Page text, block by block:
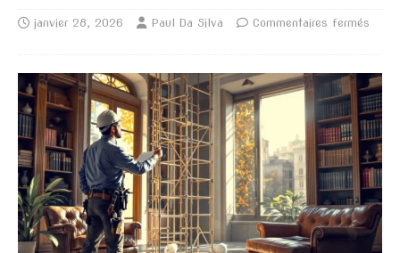
janvier 28, 2026 Paul Da Silva Commentaires fermés